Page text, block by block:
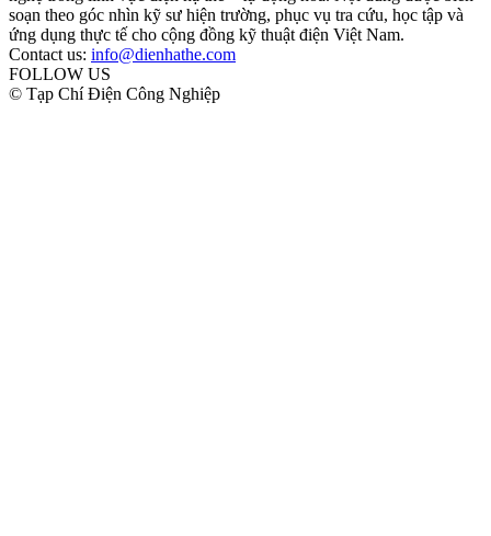
soạn theo góc nhìn kỹ sư hiện trường, phục vụ tra cứu, học tập và
ứng dụng thực tế cho cộng đồng kỹ thuật điện Việt Nam.
Contact us: info@dienhathe.com
FOLLOW US
© Tạp Chí Điện Công Nghiệp